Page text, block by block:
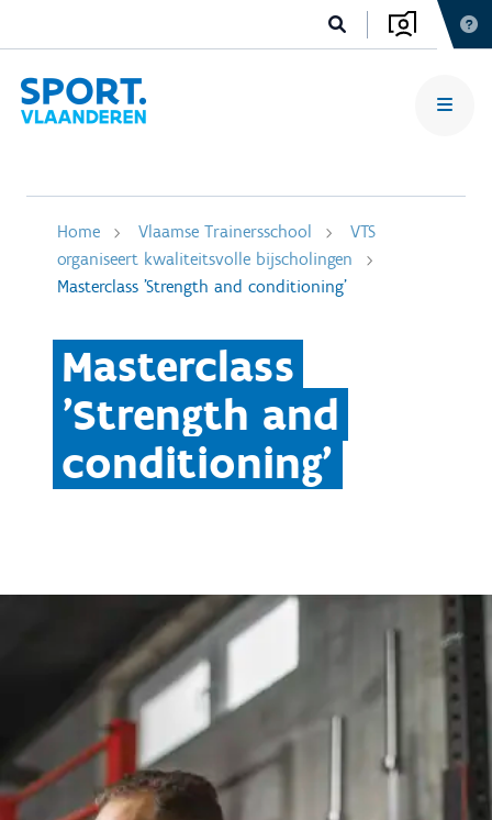
Home Vlaamse Trainersschool
VTS
organiseert kwaliteitsvolle bijscholingen
Masterclass 'Strength and conditioning'
Masterclass
'Strength and
conditioning'